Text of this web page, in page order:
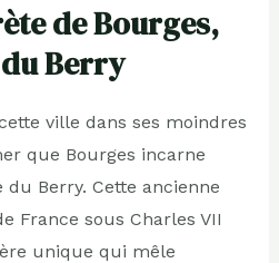
de Bourges,
Berry
ville dans ses moindres
que Bourges incarne
du Berry. Cette ancienne
France sous Charles VII
unique qui mêle